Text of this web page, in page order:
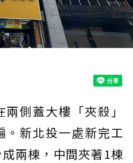
側蓋大樓「夾殺」
。新北投一處新完工
兩棟，中間夾著1棟